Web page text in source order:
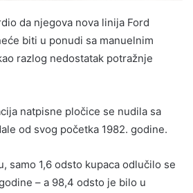
da njegova nova linija Ford
biti u ponudi sa manuelnim
razlog nedostatak potražnje
natpisne pločice se nudila sa
od svog početka 1982. godine.
samo 1,6 odsto kupaca odlučilo se
– a 98,4 odsto je bilo u